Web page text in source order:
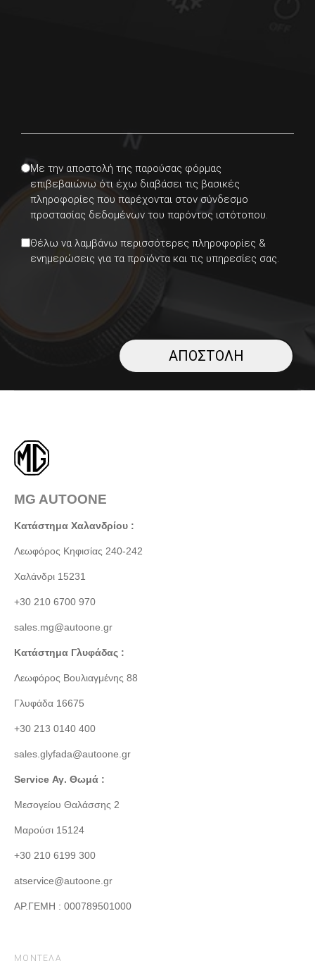
Consent
Με την αποστολή της παρούσας φόρμας
επιβεβαιώνω ότι έχω διαβάσει τις βασικές
πληροφορίες που παρέχονται στον σύνδεσμο
προστασίας δεδομένων του παρόντος ιστότοπου.
Newsletter
Θέλω να λαμβάνω περισσότερες πληροφορίες &
ενημερώσεις για τα προϊόντα και τις υπηρεσίες σας.
MG AUTOONE
Κατάστημα Χαλανδρίου :
Λεωφόρος Κηφισίας 240-242
Χαλάνδρι 15231
+30 210 6700 970
sales.mg@autoone.gr
Κατάστημα Γλυφάδας :
Λεωφόρος Βουλιαγμένης 88
Γλυφάδα 16675
+30 213 0140 400
sales.glyfada@autoone.gr
Service Αγ. Θωμά :
Μεσογείου Θαλάσσης 2
Μαρούσι 15124
+30 210 6199 300
atservice@autoone.gr
ΑΡ.ΓΕΜΗ : 000789501000
ΜΟΝΤΕΛΑ